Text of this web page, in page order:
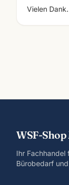
Vielen Dank.
WSF-
Ihr Fachhandel
Bürobedarf